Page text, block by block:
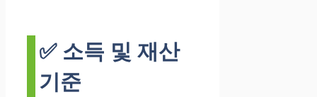
✅ 소득 및 재산
기준